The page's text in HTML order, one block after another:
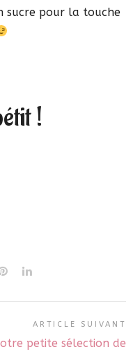
sucre pour la touche
!
ARTICLE SUIVANT
petite sélection de